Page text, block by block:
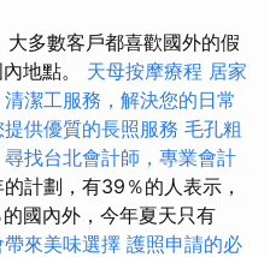
多數客戶都喜歡國外的假
地點。 天母按摩療程 居家
清潔工服務，解決您的日常
供優質的長照服務 毛孔粗
尋找台北會計師，專業會計
計劃，有39％的人表示，
國內外，今年夏天只有
來美味選擇 護照申請的必